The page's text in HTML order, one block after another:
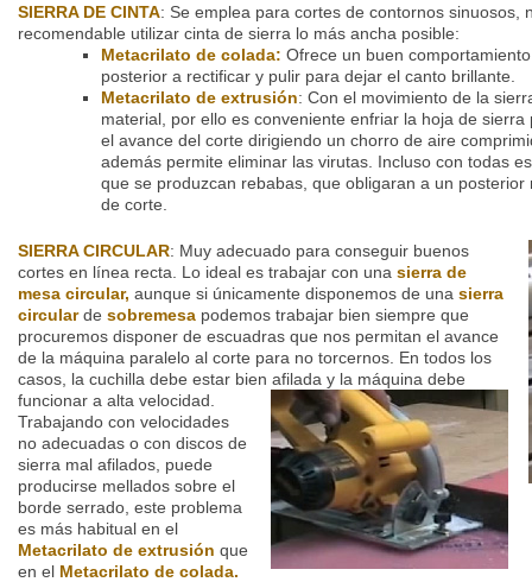
SIERRA DE CINTA: Se emplea para cortes de contornos sinuosos,
recomendable utilizar cinta de sierra lo más ancha posible:
Metacrilato de colada: Ofrece un buen
posterior a rectificar y pulir para dejar el canto brillante.
Metacrilato de extrusión: Con el movimiento de la
material, por ello es conveniente enfriar la hoja de
el avance del corte dirigiendo un chorro de aire
además permite eliminar las virutas. Incluso con todas
que se produzcan rebabas, que obligaran a un
de corte.
SIERRA CIRCULAR: Muy adecuado para conseguir buenos
cortes en línea recta. Lo ideal es trabajar con una sierra de
mesa circular, aunque si únicamente disponemos de una sierra
circularde sobremesa podemos trabajar bien siempre que
procuremos disponer de escuadras que nos permitan el avance
de la máquina paralelo al corte para no torcernos. En todos los
casos, la cuchilla debe estar bien afilada y la máquina debe
funcionar a alta velocidad.
Trabajando con velocidades
no adecuadas o con discos de
sierra mal afilados, puede
producirse mellados sobre el
borde serrado, este problema
es más habitual en el
Metacrilato de extrusión que
en el Metacrilato de colada.